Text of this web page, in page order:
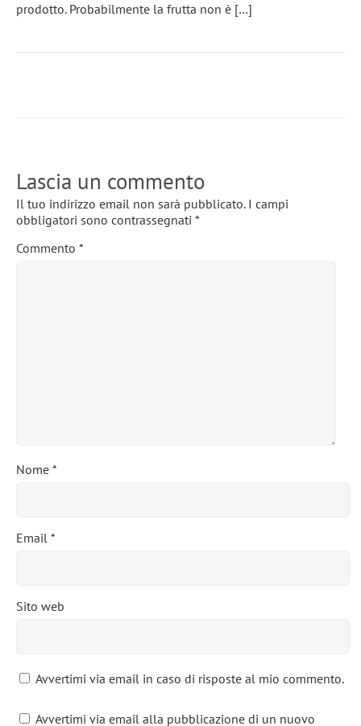
prodotto. Probabilmente la frutta non è […]
Lascia un commento
Il tuo indirizzo email non sarà pubblicato. I campi
obbligatori sono contrassegnati *
Commento *
Nome *
Email *
Sito web
Avvertimi via email in caso di risposte al mio commento.
Avvertimi via email alla pubblicazione di un nuovo